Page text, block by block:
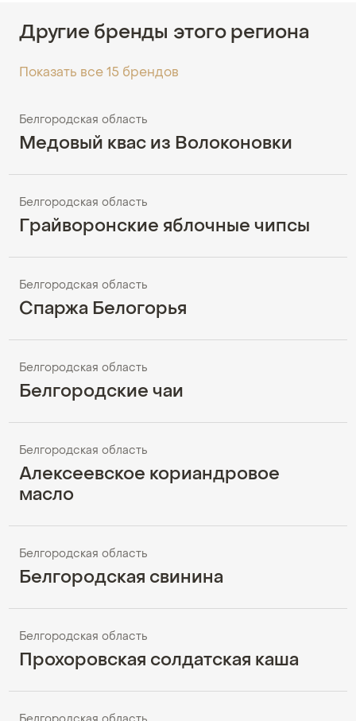
Другие бренды этого региона
Показать все 15 брендов
Белгородская область
Медовый квас из Волоконовки
Белгородская область
Грайворонские яблочные чипсы
Белгородская область
Спаржа Белогорья
Белгородская область
Белгородские чаи
Белгородская область
Алексеевское кориандровое
масло
Белгородская область
Белгородская свинина
Белгородская область
Прохоровская солдатская каша